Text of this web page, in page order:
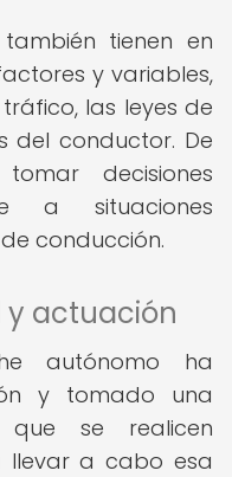
tienen en
y variables,
las leyes de
del conductor. De
decisiones
a situaciones
conducción.
y actuación
autónomo ha
y tomado una
que se realicen
llevar a cabo esa